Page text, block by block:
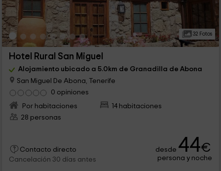
32 Fotos
Hotel Rural San Miguel
Alojamiento ubicado a 5.0km de Granadilla de Abona
San Miguel De Abona, Tenerife
0 opiniones
Por habitaciones
14 habitaciones
28 personas
Contacto directo
Cancelación 30 días antes
desde 44€
persona y noche